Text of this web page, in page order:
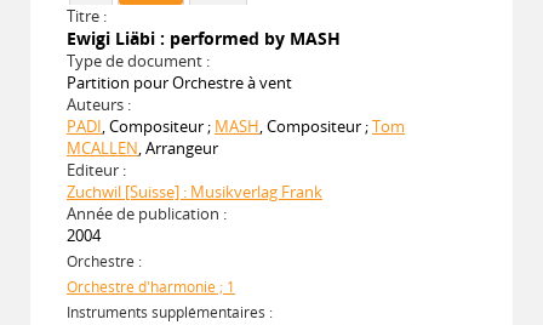
Titre :
Ewigi Liäbi : performed by MASH
Type de document :
Partition pour Orchestre à vent
Auteurs :
PADI, Compositeur ; MASH, Compositeur ;Tom
MCALLEN, Arrangeur
Editeur :
Zuchwil [Suisse] : Musikverlag Frank
Année de publication :
2004
Orchestre :
Orchestre d'harmonie ; 1
Instruments supplémentaires :